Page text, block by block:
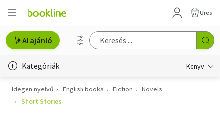
Üres
AI ajánló
Kategóriák Könyv
Életmód, egészség
Idegen nyelvű English books Fiction
Novels
Short Stories